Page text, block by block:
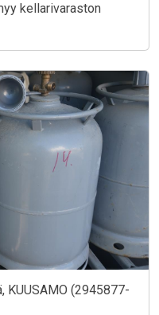
kellarivaraston
KUUSAMO (2945877-